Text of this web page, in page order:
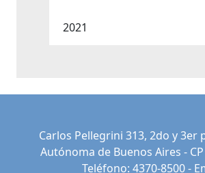
2021
Carlos Pellegrini 313, 2do y 3er
Autónoma de Buenos Aires - CP
Teléfono: 4370-8500 -